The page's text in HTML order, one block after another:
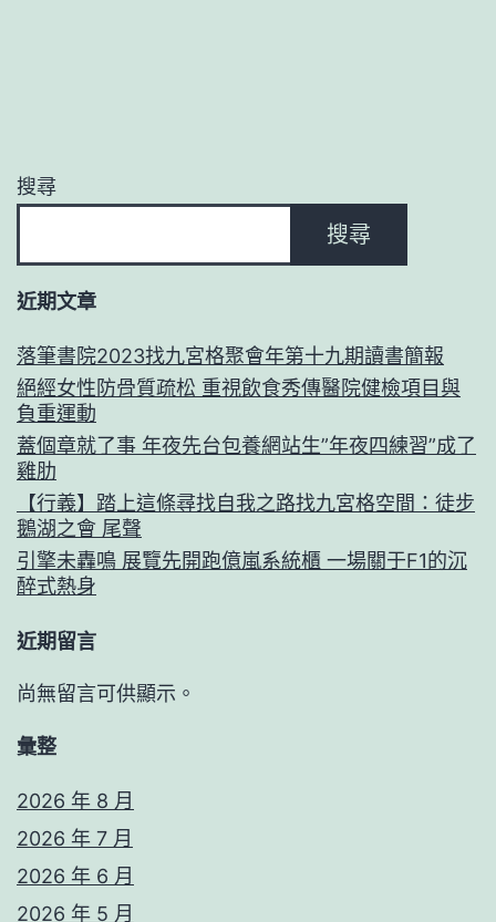
搜尋
搜尋
近期文章
落筆書院2023找九宮格聚會年第十九期讀書簡報
絕經女性防骨質疏松 重視飲食秀傳醫院健檢項目與
負重運動
蓋個章就了事 年夜先台包養網站生”年夜四練習”成了
雞肋
【行義】踏上這條尋找自我之路找九宮格空間：徒步
鵝湖之會 尾聲
引擎未轟鳴 展覽先開跑億嵐系統櫃 一場關于F1的沉
醉式熱身
近期留言
尚無留言可供顯示。
彙整
2026 年 8 月
2026 年 7 月
2026 年 6 月
2026 年 5 月